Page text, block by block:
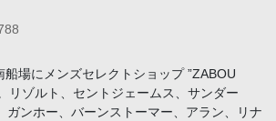
場にメンズセレクトショップ ”ZABOU
リゾルト、セントジェームス、サンダー
ガンホー、バーンストーマー、アラン、リナ